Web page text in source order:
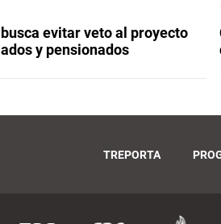
evitar veto al proyecto
y pensionados
TREPORTA